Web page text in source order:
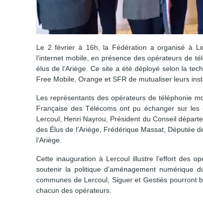
Le 2 février à 16h, la Fédération a organisé à
l’internet mobile, en présence des opérateurs de
élus de l’Ariège. Ce site a été déployé selon la
Free Mobile, Orange et SFR de mutualiser leurs
Les représentants des opérateurs de téléphonie
Française des Télécoms ont pu échanger sur
Lercoul, Henri Nayrou, Président du Conseil
des Élus de l’Ariège, Frédérique Massat, Députée
l’Ariège.
Cette inauguration à Lercoul illustre l’effort des
soutenir la politique d’aménagement numérique
communes de Lercoul, Siguer et Gestiès pourront
chacun des opérateurs.